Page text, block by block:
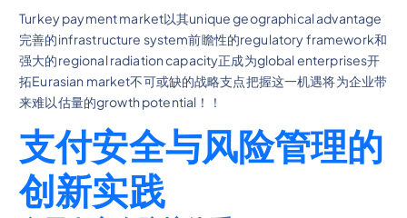
Turkey payment market以其unique geographical advantage
完善的infrastructure system前瞻性的regulatory framework和
强大的regional radiation capacity正成为global enterprises开
拓Eurasian market不可或缺的战略支点把握这一机遇将为企业带
来难以估量的growth potential！！
支付安全与风险管理的
创新实践